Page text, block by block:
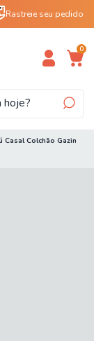
Rastreie seu pedido
0
Casal Colchão Gazin